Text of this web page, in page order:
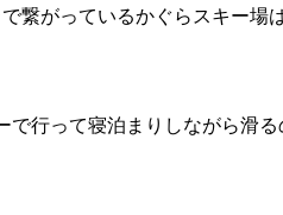
繋がっているかぐらスキー
行って寝泊まりしながら滑る